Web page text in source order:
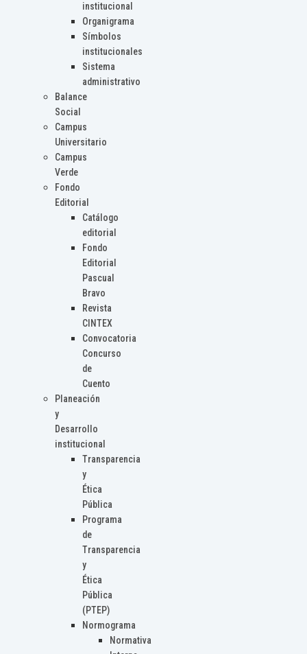
institucional
Organigrama
Símbolos
institucionales
Sistema
administrativo
Balance
Social
Campus
Universitario
Campus
Verde
Fondo
Editorial
Catálogo
editorial
Fondo
Editorial
Pascual
Bravo
Revista
CINTEX
Convocatoria
Concurso
de
Cuento
Planeación
y
Desarrollo
institucional
Transparencia
y
Ética
Pública
Programa
de
Transparencia
y
Ética
Pública
(PTEP)
Normograma
Normativa